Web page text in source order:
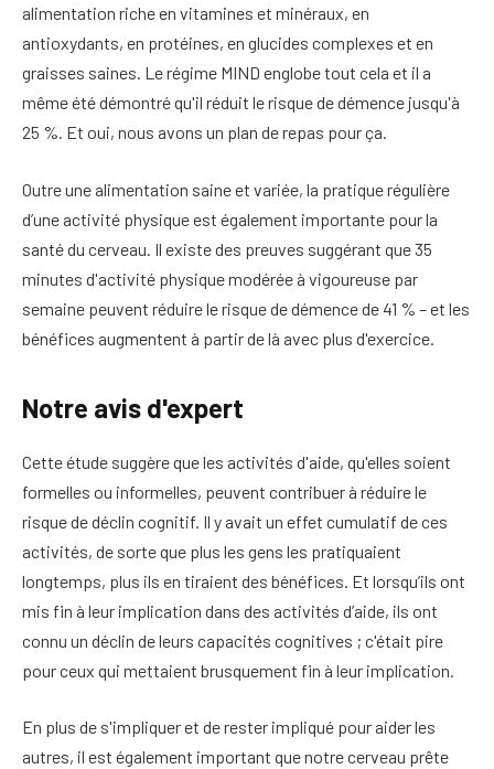
alimentation riche en vitamines et minéraux, en
antioxydants, en protéines, en glucides complexes et en
graisses saines. Le régime MIND englobe tout cela et il a
même été démontré qu'il réduit le risque de démence jusqu'à
25 %. Et oui, nous avons un plan de repas pour ça.
Outre une alimentation saine et variée, la pratique régulière
d’une activité physique est également importante pour la
santé du cerveau. Il existe des preuves suggérant que 35
minutes d'activité physique modérée à vigoureuse par
semaine peuvent réduire le risque de démence de 41 % – et les
bénéfices augmentent à partir de là avec plus d'exercice.
Notre avis d'expert
Cette étude suggère que les activités d'aide, qu'elles soient
formelles ou informelles, peuvent contribuer à réduire le
risque de déclin cognitif. Il y avait un effet cumulatif de ces
activités, de sorte que plus les gens les pratiquaient
longtemps, plus ils en tiraient des bénéfices. Et lorsqu’ils ont
mis fin à leur implication dans des activités d’aide, ils ont
connu un déclin de leurs capacités cognitives ; c'était pire
pour ceux qui mettaient brusquement fin à leur implication.
En plus de s'impliquer et de rester impliqué pour aider les
autres, il est également important que notre cerveau prête